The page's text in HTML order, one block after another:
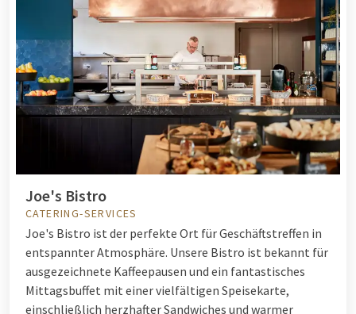
Joe's Bistro
CATERING-SERVICES
Joe's Bistro ist der perfekte Ort für Geschäftstreffen in
entspannter Atmosphäre. Unsere Bistro ist bekannt für
ausgezeichnete Kaffeepausen und ein fantastisches
Mittagsbuffet mit einer vielfältigen Speisekarte,
einschließlich herzhafter Sandwiches und warmer